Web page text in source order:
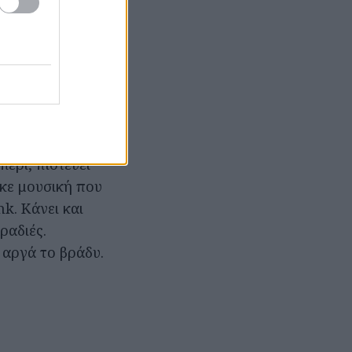
Ινδιάνος
πιστεύει
μουσική που
Κάνει και
το βράδυ.